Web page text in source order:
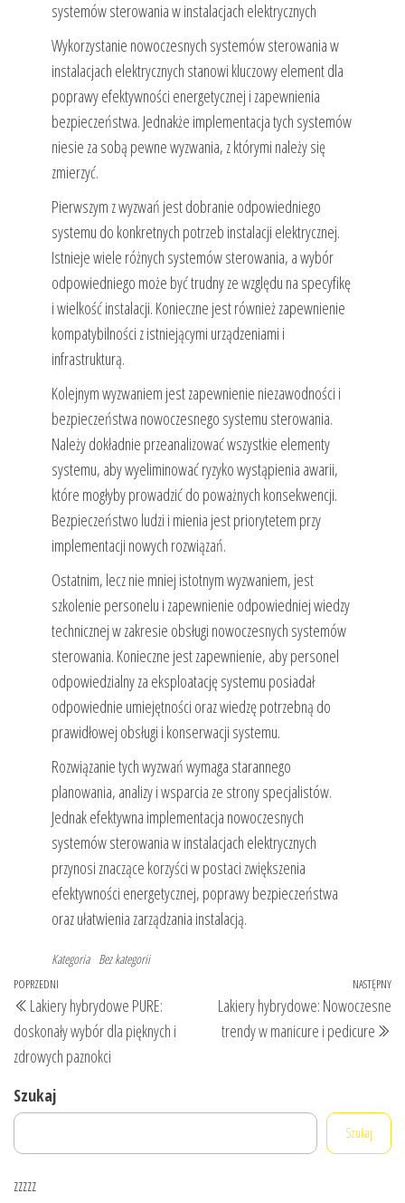
systemów sterowania w instalacjach elektrycznych
Wykorzystanie nowoczesnych systemów sterowania w
instalacjach elektrycznych stanowi kluczowy element dla
poprawy efektywności energetycznej i zapewnienia
bezpieczeństwa. Jednakże implementacja tych systemów
niesie za sobą pewne wyzwania, z którymi należy się
zmierzyć.
Pierwszym z wyzwań jest dobranie odpowiedniego
systemu do konkretnych potrzeb instalacji elektrycznej.
Istnieje wiele różnych systemów sterowania, a wybór
odpowiedniego może być trudny ze względu na specyfikę
i wielkość instalacji. Konieczne jest również zapewnienie
kompatybilności z istniejącymi urządzeniami i
infrastrukturą.
Kolejnym wyzwaniem jest zapewnienie niezawodności i
bezpieczeństwa nowoczesnego systemu sterowania.
Należy dokładnie przeanalizować wszystkie elementy
systemu, aby wyeliminować ryzyko wystąpienia awarii,
które mogłyby prowadzić do poważnych konsekwencji.
Bezpieczeństwo ludzi i mienia jest priorytetem przy
implementacji nowych rozwiązań.
Ostatnim, lecz nie mniej istotnym wyzwaniem, jest
szkolenie personelu i zapewnienie odpowiedniej wiedzy
technicznej w zakresie obsługi nowoczesnych systemów
sterowania. Konieczne jest zapewnienie, aby personel
odpowiedzialny za eksploatację systemu posiadał
odpowiednie umiejętności oraz wiedzę potrzebną do
prawidłowej obsługi i konserwacji systemu.
Rozwiązanie tych wyzwań wymaga starannego
planowania, analizy i wsparcia ze strony specjalistów.
Jednak efektywna implementacja nowoczesnych
systemów sterowania w instalacjach elektrycznych
przynosi znaczące korzyści w postaci zwiększenia
efektywności energetycznej, poprawy bezpieczeństwa
oraz ułatwienia zarządzania instalacją.
Kategoria Bez kategorii
Nawigacja
wpisu
Poprzedni
wpis
POPRZEDNI
Lakiery hybrydowe PURE:
doskonały wybór dla pięknych i
zdrowych paznokci
NASTĘPNY
Lakiery hybrydowe: Nowoczesne
trendy w manicure i pedicure
Szukaj
Szukaj
zzzzz